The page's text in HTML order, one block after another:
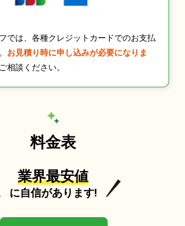
では、各種クレジットカードでのお支払
お見積り時に申し込みが必要になりま
相談ください。
料金表
業界最安値
に自信があります!